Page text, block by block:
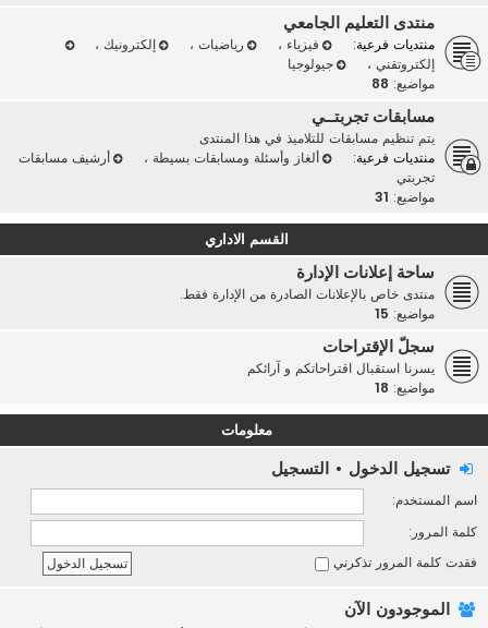
منتدى التعليم الجامعي
منتديات فرعية: فيزياء ، رياضيات ، إلكترونيك ،
إلكتروتقني ،
جيولوجيا
مواضيع: 88
مسابقات تجربتــي
يتم تنظيم مسابقات للتلاميذ في هذا المنتدى
منتديات فرعية:
ألغاز وأسئلة ومسابقات بسيطة ،
أرشيف مسابقات
تجربتي
مواضيع: 31
القسم الاداري
ساحة إعلانات الإدارة
منتدى خاص بالإعلانات الصادرة من الإدارة فقط.
مواضيع: 15
سجلّ الإقتراحات
يسرنا استقبال اقتراحاتكم و آرائكم
مواضيع: 18
معلومات
تسجيل الدخول • التسجيل
اسم المستخدم:
كلمة المرور:
فقدت كلمة المرور تذكرني
الموجودون الآن